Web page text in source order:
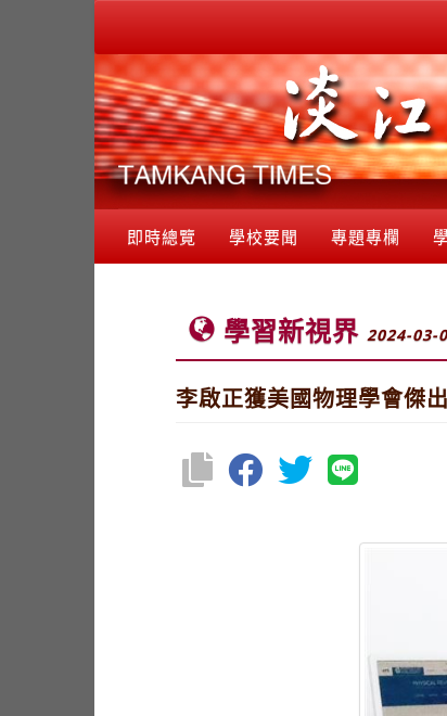
即時總覽 學校要聞 專題專欄
學習新視界 2024-03-
李啟正獲美國物理學會傑